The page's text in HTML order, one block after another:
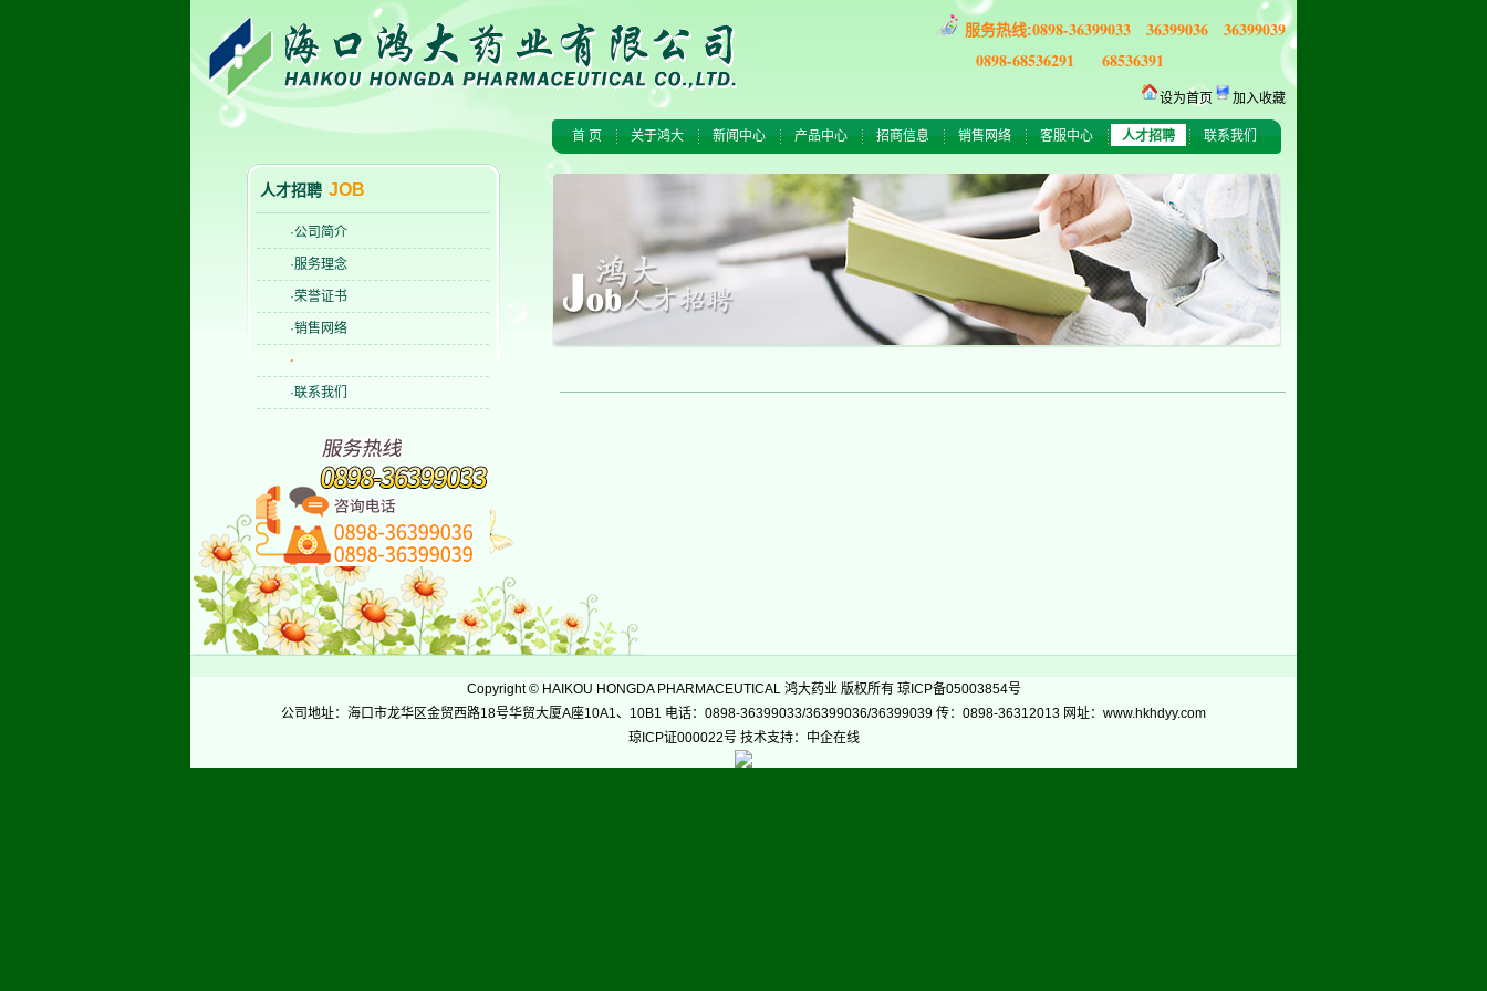
服务热线:0898-36399033 36399036 36399039
0898-68536291 68536391
设为首页 加入收藏
人才招聘 JOB
·公司简介
·服务理念
·荣誉证书
·销售网络
·
·联系我们
首 页 关于鸿大 新闻中心 产品中心 招商信息 销售网络 客服中心 人才招聘 联系我们
Copyright©HAIKOU HONGDA PHARMACEUTICAL 鸿大药业 版权所有 琼ICP备05003854号
公司地址：海口市龙华区金贸西路18号华贸大厦A座10A1、10B1 电话：0898-36399033/36399036/36399039 传：0898-36312013 网址：www.hkhdyy.com
琼ICP证000022号 技术支持：中企在线